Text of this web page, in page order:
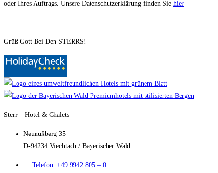
oder Ihres Auftrags. Unsere Datenschutzerklärung finden Sie hier
Grüß Gott Bei Den STERRS!
Sterr – Hotel & Chalets
Neunußberg 35
D-94234 Viechtach / Bayerischer Wald
Telefon: +49 9942 805 – 0